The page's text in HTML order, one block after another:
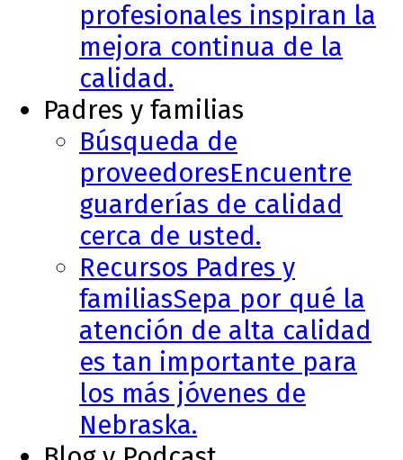
profesionales inspiran la
mejora continua de la
calidad.
Padres y familias
Búsqueda de
proveedoresEncuentre
guarderías de calidad
cerca de usted.
Recursos Padres y
familiasSepa por qué la
atención de alta calidad
es tan importante para
los más jóvenes de
Nebraska.